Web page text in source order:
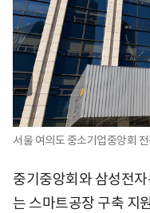
서울 여의도 중소기업중앙회
중기중앙회와 삼성전
는 스마트공장 구축 지